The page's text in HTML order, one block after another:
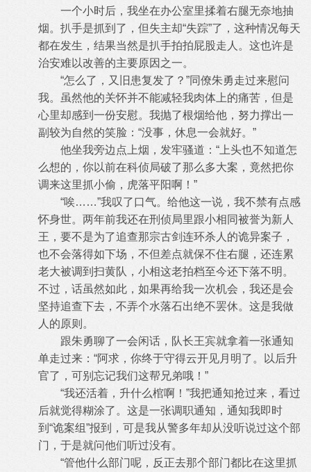
一个小时后，我坐在办公室里揉着右腿无奈地抽
烟。扒手是抓到了，但失主却“失踪”了，这种情况每天
都在发生，结果当然是扒手拍拍屁股走人。这也许是
治安难以改善的主要原因之一。
“怎么了，又旧患复发了？”同僚朱勇走过来慰问
我。虽然他的关怀并不能减轻我肉体上的痛苦，但是
心里却感到一份安慰。我抛了根烟给他，努力撑出一
副较为自然的笑脸：“没事，休息一会就好。”
他坐我旁边点上烟，发牢骚道：“上头也不知道怎
么想的，你以前在科侦局破了那么多大案，竟然把你
调来这里抓小偷，虎落平阳啊！”
“唉……”我叹了口气。给他这一说，我不禁有点感
怀身世。两年前我还在刑侦局里跟小相同被誉为新人
王，要不是为了追查那宗古剑连环杀人的诡异案子，
也不会落得如下场，不但差点就保不住右腿，还连累
老大被调到扫黄队，小相这老拍档至今还下落不明。
不过，话虽然如此，如果再给我一次机会，我还是会
坚持追查下去，不弄个水落石出绝不罢休。这是我做
人的原则。
跟朱勇聊了一会闲话，队长王宾就拿着一张通知
单走过来：“阿求，你终于守得云开见月明了。以后升
官了，可别忘记我们这帮兄弟哦！ ”
“我还活着，升什么棺啊！”我把通知抢过来，看过
后就觉得糊涂了。这是一张调职通知，通知我即时
到“诡案组”报到，可是我从警多年却从没听说过这个部
门，于是就问他们听过没有。
“管他什么部门呢，反正去那个部门都比在这里抓